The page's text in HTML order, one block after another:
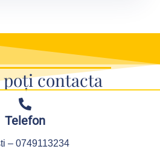
contacta
Telefon
– 0749113234